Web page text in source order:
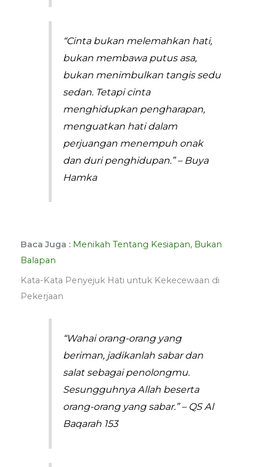
“Cinta bukan melemahkan hati,
bukan membawa putus asa,
bukan menimbulkan tangis sedu
sedan. Tetapi cinta
menghidupkan pengharapan,
menguatkan hati dalam
perjuangan menempuh onak
dan duri penghidupan.” – Buya
Hamka
Baca Juga : Menikah Tentang Kesiapan, Bukan
Balapan
Kata-Kata Penyejuk Hati untuk Kekecewaan di
Pekerjaan
“Wahai orang-orang yang
beriman, jadikanlah sabar dan
salat sebagai penolongmu.
Sesungguhnya Allah beserta
orang-orang yang sabar.” – QS Al
Baqarah 153